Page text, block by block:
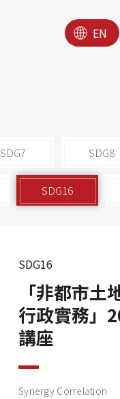
EN
SDG7 SDG8
SDG16
SDG16
「非都市土
行政實務」
講座
Synergy Correlation